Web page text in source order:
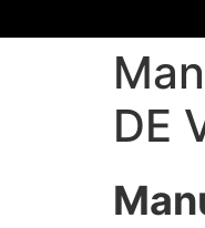
DE